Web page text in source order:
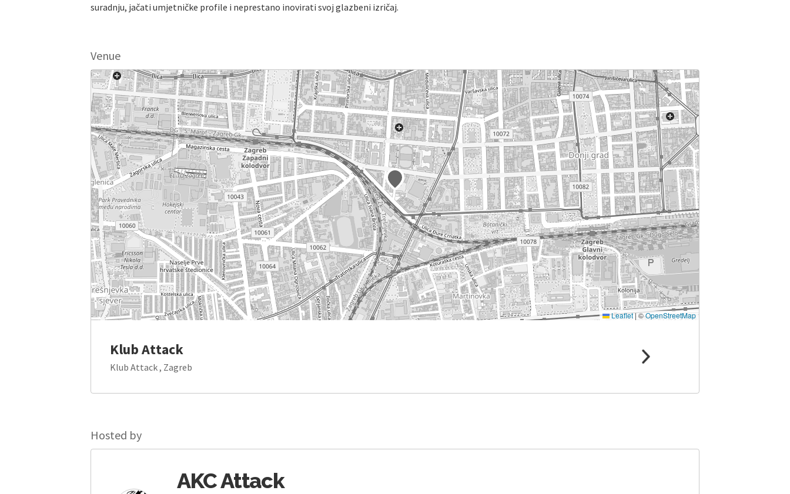
suradnju, jačati umjetničke profile i neprestano inovirati svoj glazbeni izričaj.
Venue
Leaflet|©OpenStreetMap
Klub Attack
Klub Attack , Zagreb
Hosted by
AKC Attack